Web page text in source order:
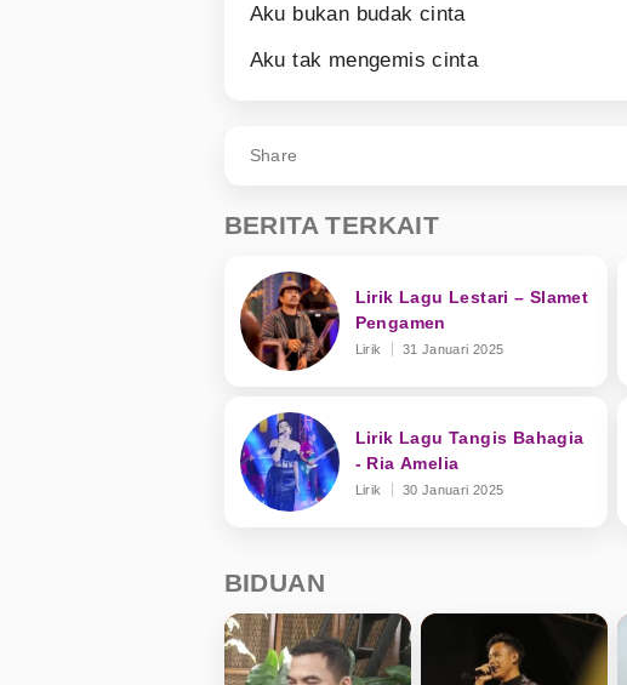
Aku bukan budak cinta
Aku tak mengemis cinta
Share
BERITA TERKAIT
Lirik Lagu Lestari – Slamet
Pengamen
Lirik 31 Januari 2025
Lirik Lagu Tangis Bahagia
- Ria Amelia
Lirik 30 Januari 2025
BIDUAN